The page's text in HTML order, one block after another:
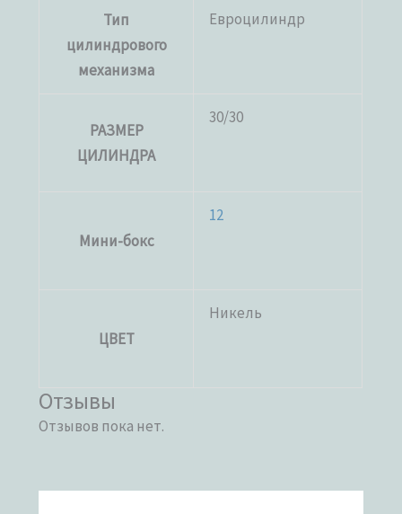
Тип
цилиндрового
механизма
Евроцилиндр
РАЗМЕР
ЦИЛИНДРА
30/30
Мини-бокс
12
ЦВЕТ
Никель
Отзывы
Отзывов пока нет.